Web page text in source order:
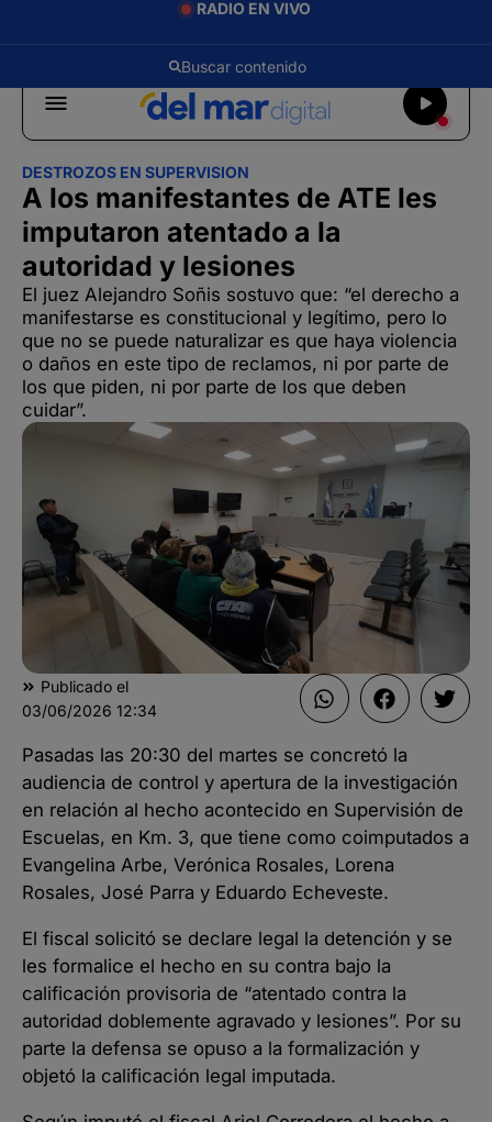
RADIO EN VIVO
DESTROZOS EN SUPERVISION
A los manifestantes de ATE les
imputaron atentado a la
autoridad y lesiones
El juez Alejandro Soñis sostuvo que: “el derecho a
manifestarse es constitucional y legítimo, pero lo
que no se puede naturalizar es que haya violencia
o daños en este tipo de reclamos, ni por parte de
los que piden, ni por parte de los que deben
cuidar”.
Publicado el
03/06/2026 12:34
Pasadas las 20:30 del martes se concretó la
audiencia de control y apertura de la investigación
en relación al hecho acontecido en Supervisión de
Escuelas, en Km. 3, que tiene como coimputados a
Evangelina Arbe, Verónica Rosales, Lorena
Rosales, José Parra y Eduardo Echeveste.
El fiscal solicitó se declare legal la detención y se
les formalice el hecho en su contra bajo la
calificación provisoria de “atentado contra la
autoridad doblemente agravado y lesiones”. Por su
parte la defensa se opuso a la formalización y
objetó la calificación legal imputada.